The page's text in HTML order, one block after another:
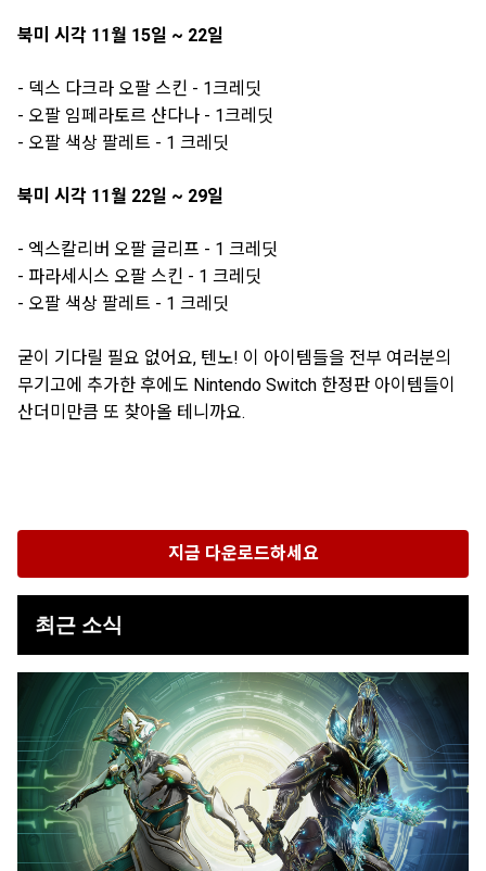
북미 시각 11월 15일 ~ 22일
- 덱스 다크라 오팔 스킨 - 1크레딧
- 오팔 임페라토르 샨다나 - 1크레딧
- 오팔 색상 팔레트 - 1 크레딧
북미 시각 11월 22일 ~ 29일
- 엑스칼리버 오팔 글리프 - 1 크레딧
- 파라세시스 오팔 스킨 - 1 크레딧
- 오팔 색상 팔레트 - 1 크레딧
굳이 기다릴 필요 없어요, 텐노! 이 아이템들을 전부 여러분의
무기고에 추가한 후에도 Nintendo Switch 한정판 아이템들이
산더미만큼 또 찾아올 테니까요.
지금 다운로드하세요
최근 소식